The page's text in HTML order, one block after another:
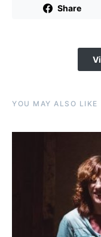
Share
YOU MAY ALSO LIKE